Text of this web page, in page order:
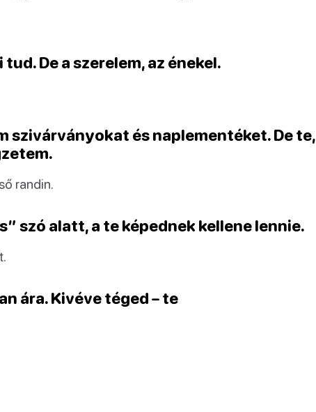
De a szerelem, az énekel.
szivárványokat és naplementéket. De te,
randin.
szó alatt, a te képednek kellene lennie.
ára. Kivéve téged – te